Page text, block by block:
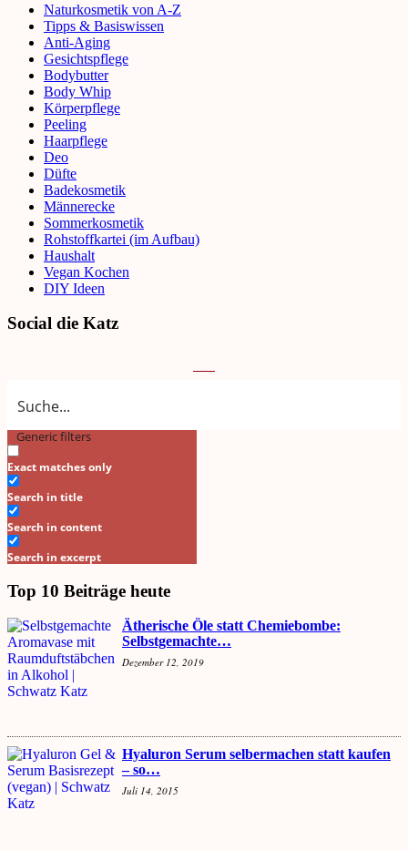
Naturkosmetik von A-Z
Tipps & Basiswissen
Anti-Aging
Gesichtspflege
Bodybutter
Body Whip
Körperpflege
Peeling
Haarpflege
Deo
Düfte
Badekosmetik
Männerecke
Sommerkosmetik
Rohstoffkartei (im Aufbau)
Haushalt
Vegan Kochen
DIY Ideen
Social die Katz
Generic filters
Exact matches only
Search in title
Search in content
Search in excerpt
Top 10 Beiträge heute
Ätherische Öle statt Chemiebombe:
Selbstgemachte…
Dezember 12, 2019
Hyaluron Serum selbermachen statt kaufen
– so…
Juli 14, 2015